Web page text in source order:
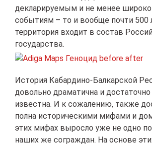
декларируемым и не менее
событиям – то и вообще почти 500
территория входит в состав
государства.
История Кабардино-Балкарской
довольно драматична и
известна. И к сожалению, также
полна историческими мифами и
этих мифах выросло уже не одно
наших же сограждан. На основе